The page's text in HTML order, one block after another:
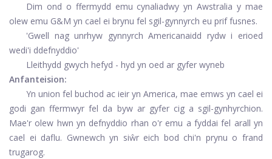
Dim ond o ffermydd emu cynaliadwy yn Awstralia y mae
olew emu G&M yn cael ei brynu fel sgil-gynnyrch eu prif fusnes.
'Gwell nag unrhyw gynnyrch Americanaidd rydw i erioed
wedi'i ddefnyddio'
Lleithydd gwych hefyd - hyd yn oed ar gyfer wyneb
Anfanteision:
Yn union fel buchod ac ieir yn America, mae emws yn cael ei
godi gan ffermwyr fel da byw ar gyfer cig a sgil-gynhyrchion.
Mae'r olew hwn yn defnyddio rhan o'r emu a fyddai fel arall yn
cael ei daflu. Gwnewch yn siŵr eich bod chi'n prynu o frand
trugarog.